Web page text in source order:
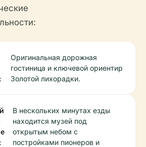
Оригинальная дорожная
гостиница и ключевой ориентир
Золотой лихорадки.
В нескольких минутах езды
находится музей под
открытым небом с
постройками пионеров и